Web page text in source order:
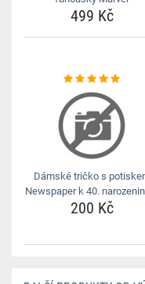
499 Kč
Dámské tričko s
Newspaper k 40.
200 Kč